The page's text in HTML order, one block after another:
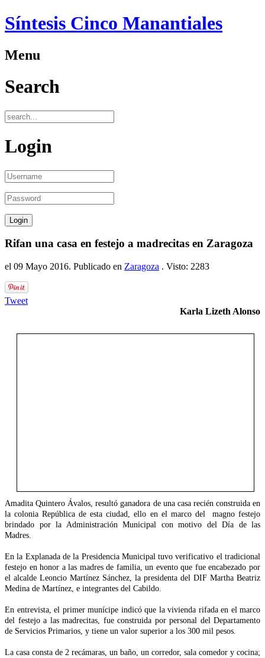
Síntesis Cinco Manantiales
Menu
Search
Login
Rifan una casa en festejo a madrecitas en Zaragoza
el 09 Mayo 2016. Publicado en Zaragoza . Visto: 2283
Tweet
Karla Lizeth Alonso
Amadita Quintero Ávalos, resultó ganadora de una casa recién construida en
la colonia República de esta ciudad, ello en el marco del magno festejo
brindado por la Administración Municipal con motivo del Día de las
Madres.
En la Explanada de la Presidencia Municipal tuvo verificativo el tradicional
festejo en honor a las madres de familia, un evento que fue encabezado por
el alcalde Leoncio Martínez Sánchez, la presidenta del DIF Martha Beatriz
Medina de Martínez, e integrantes del Cabildo.
En entrevista, el primer munícipe indicó que la vivienda rifada en el marco
del festejo a las madrecitas, fue construida por personal del Departamento
de Servicios Primarios, y tiene un valor superior a los 300 mil pesos.
La casa consta de 2 recámaras, un baño, un corredor, sala comedor y cocina;